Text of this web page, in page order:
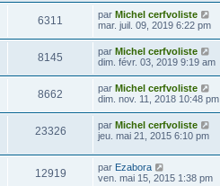
6311 par Michel cerfvoliste
mar. juil. 09, 2019 6:22 pm
8145 par Michel cerfvoliste
dim. févr. 03, 2019 9:19 am
8662 par Michel cerfvoliste
dim. nov. 11, 2018 10:48 pm
23326 par Michel cerfvoliste
jeu. mai 21, 2015 6:10 pm
12919 par Ezabora
ven. mai 15, 2015 1:38 pm